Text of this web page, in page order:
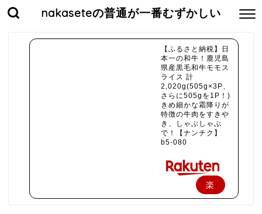
nakaseteの普通が一番むずかしい
【ふるさと納税】日
本一の和牛！鹿児島
県産黒毛和牛モモス
ライス 計
2,020g(505g×3P、
さらに505gを1P！)
きめ細かな霜降りが
特徴の牛肉をすきや
き、しゃぶしゃぶ
で！【ナンチク】
b5-080
楽